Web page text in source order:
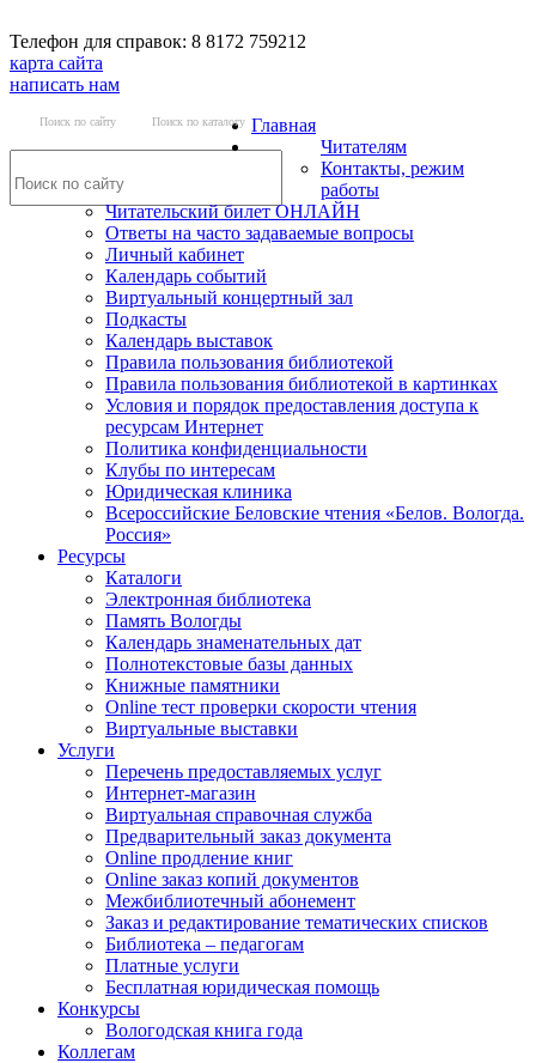
Телефон для справок: 8 8172 759212
карта сайта
написать нам
Поиск по сайту Поиск по каталогу Главная
Читателям
Контакты, режим
работы
Читательский билет ОНЛАЙН
Ответы на часто задаваемые вопросы
Личный кабинет
Календарь событий
Виртуальный концертный зал
Подкасты
Календарь выставок
Правила пользования библиотекой
Правила пользования библиотекой в картинках
Условия и порядок предоставления доступа к
ресурсам Интернет
Политика конфиденциальности
Клубы по интересам
Юридическая клиника
Всероссийские Беловские чтения «Белов. Вологда.
Россия»
Ресурсы
Каталоги
Электронная библиотека
Память Вологды
Календарь знаменательных дат
Полнотекстовые базы данных
Книжные памятники
Online тест проверки скорости чтения
Виртуальные выставки
Услуги
Перечень предоставляемых услуг
Интернет-магазин
Виртуальная справочная служба
Предварительный заказ документа
Online продление книг
Online заказ копий документов
Межбиблиотечный абонемент
Заказ и редактирование тематических списков
Библиотека – педагогам
Платные услуги
Бесплатная юридическая помощь
Конкурсы
Вологодская книга года
Коллегам